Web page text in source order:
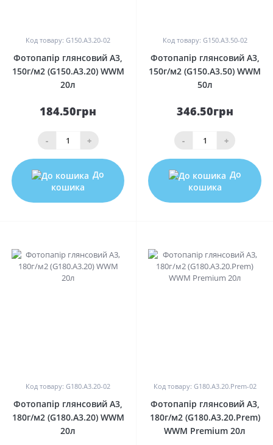
Код товару: G150.A3.20-02
Фотопапір глянсовий A3,
150г/м2 (G150.A3.20) WWM
20л
184.50грн
- +
До
кошика
Код товару: G150.A3.50-02
Фотопапір глянсовий A3,
150г/м2 (G150.A3.50) WWM
50л
346.50грн
- +
До
кошика
Код товару: G180.A3.20-02
Фотопапір глянсовий A3,
180г/м2 (G180.A3.20) WWM
20л
Код товару: G180.A3.20.Prem-02
Фотопапір глянсовий A3,
180г/м2 (G180.A3.20.Prem)
WWM Premium 20л